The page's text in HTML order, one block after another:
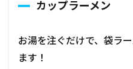
カップラーメン
お湯を注ぐだけで、袋ラ
ます！